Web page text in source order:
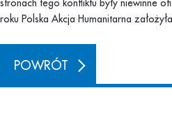
stronach tego konfliktu były niewinne
roku Polska Akcja Humanitarna
POWRÓT